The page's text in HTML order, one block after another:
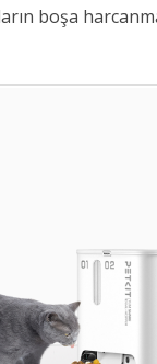
boşa